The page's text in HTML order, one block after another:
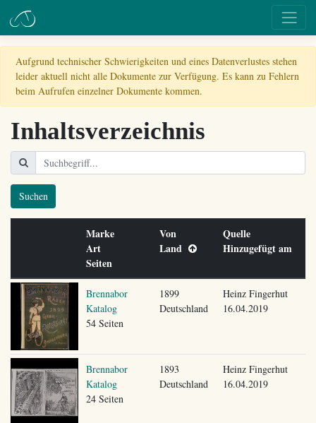
Aufgrund technischer Schwierigkeiten und eines Datenverlustes stehen
leider aktuell nicht alle Dokumente zur Verfügung. Es kann zu Fehlern
beim Aufrufen einzelner Dokumente kommen.
Inhaltsverzeichnis
Suchen
Marke
Art
Seiten
Von
Land
Quelle
Hinzugefügt am
Brennabor
Katalog
54 Seiten
1899
Deutschland
Heinz Fingerhut
16.04.2019
Brennabor
Katalog
24 Seiten
1893
Deutschland
Heinz Fingerhut
16.04.2019